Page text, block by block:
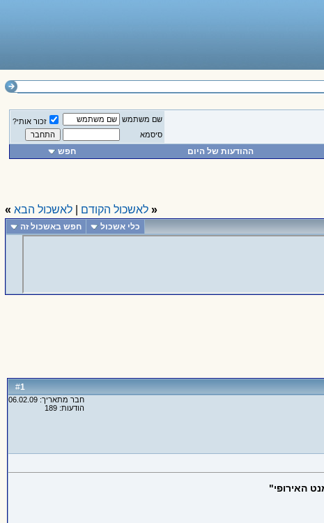
שם משתמש
זכור אותי?
סיסמא
ההודעות של היום חפש
« לאשכול הקודם לאשכול הבא »
כלי אשכול חפש באשכול זה
#
1
חבר מתאריך: 06.02.09
הודעות: 189
האירופי"